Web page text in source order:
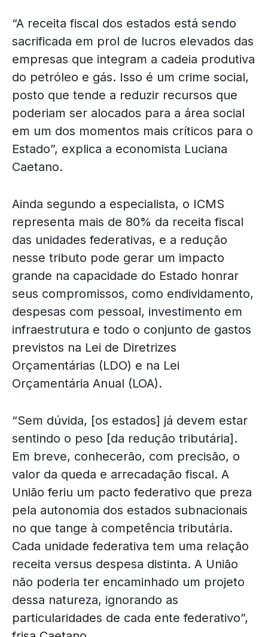
“A receita fiscal dos estados está sendo
sacrificada em prol de lucros elevados das
empresas que integram a cadeia produtiva
do petróleo e gás. Isso é um crime social,
posto que tende a reduzir recursos que
poderiam ser alocados para a área social
em um dos momentos mais críticos para o
Estado”, explica a economista Luciana
Caetano.
Ainda segundo a especialista, o ICMS
representa mais de 80% da receita fiscal
das unidades federativas, e a redução
nesse tributo pode gerar um impacto
grande na capacidade do Estado honrar
seus compromissos, como endividamento,
despesas com pessoal, investimento em
infraestrutura e todo o conjunto de gastos
previstos na Lei de Diretrizes
Orçamentárias (LDO) e na Lei
Orçamentária Anual (LOA).
“Sem dúvida, [os estados] já devem estar
sentindo o peso [da redução tributária].
Em breve, conhecerão, com precisão, o
valor da queda e arrecadação fiscal. A
União feriu um pacto federativo que preza
pela autonomia dos estados subnacionais
no que tange à competência tributária.
Cada unidade federativa tem uma relação
receita versus despesa distinta. A União
não poderia ter encaminhado um projeto
dessa natureza, ignorando as
particularidades de cada ente federativo”,